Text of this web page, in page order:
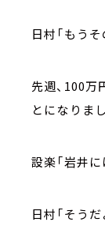
日村「もう
先週、100
とになりまし
設楽「岩井
日村「そうだ